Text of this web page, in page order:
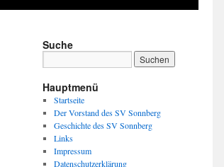
Suche
Hauptmenü
Startseite
Der Vorstand des SV Sonnberg
Geschichte des SV Sonnberg
Links
Impressum
Datenschutzerklärung